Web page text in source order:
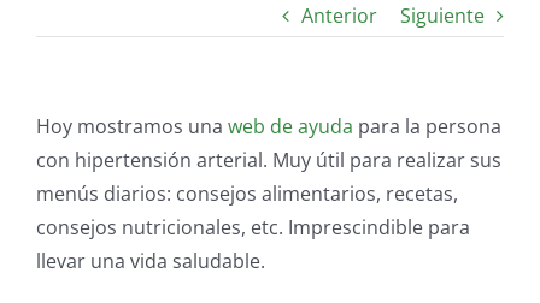
Anterior Siguiente
Hoy mostramos una web de ayuda para la persona
con hipertensión arterial. Muy útil para realizar sus
menús diarios: consejos alimentarios, recetas,
consejos nutricionales, etc. Imprescindible para
llevar una vida saludable.